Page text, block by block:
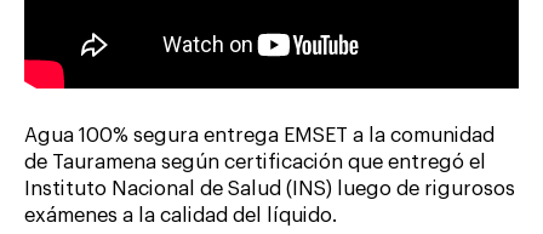
Agua 100% segura entrega EMSET a la comunidad
de Tauramena según certificación que entregó el
Instituto Nacional de Salud (INS) luego de rigurosos
exámenes a la calidad del líquido.